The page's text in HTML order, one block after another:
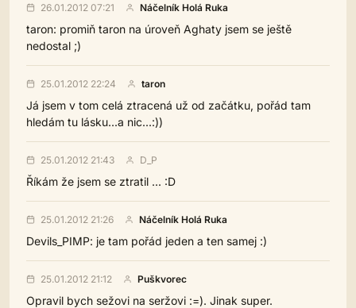
26.01.2012 07:21 Náčelník Holá Ruka
taron: promiň taron na úroveň Aghaty jsem se ještě
nedostal ;)
25.01.2012 22:24 taron
Já jsem v tom celá ztracená už od začátku, pořád tam
hledám tu lásku...a nic...:))
25.01.2012 21:43 D_P
Říkám že jsem se ztratil ... :D
25.01.2012 21:26 Náčelník Holá Ruka
Devils_PIMP: je tam pořád jeden a ten samej :)
25.01.2012 21:12 Puškvorec
Opravil bych sežovi na seržovi :=). Jinak super.